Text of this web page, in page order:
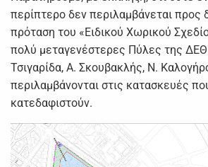
περίπτερο δεν περιλαμβάνεται προς
πρόταση του «Ειδικού Χωρικού
πολύ μεταγενέστερες Πύλες της ΔΕΘ
Τσιγαρίδα, Α. Σκουβακλής, Ν.
περιλαμβάνονται στις κατασκευές
κατεδαφιστούν.